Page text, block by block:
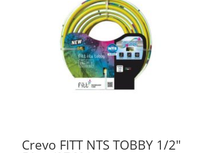
Crevo FITT NTS TOBBY 1/2″